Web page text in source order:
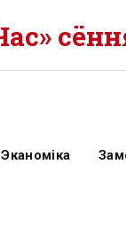
Эканоміка